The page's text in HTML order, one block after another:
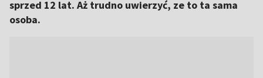
sprzed 12 lat. Aż trudno uwierzyć, ze to ta sama
osoba.